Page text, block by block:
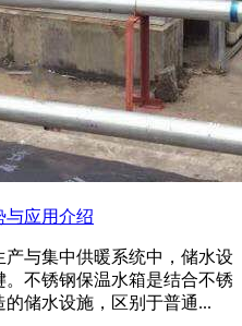
与应用介绍
与集中供暖系统中，储水设
不锈钢保温水箱是结合不锈
储水设施，区别于普通...